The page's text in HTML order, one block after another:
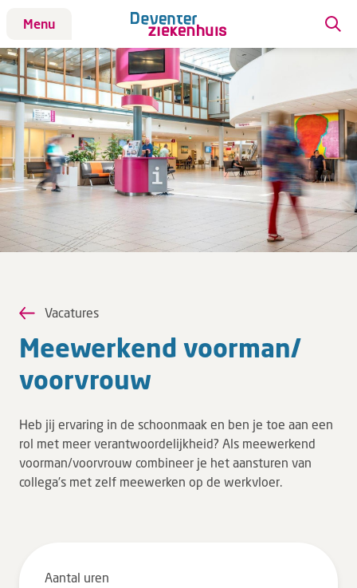
Menu
Patiënt
Bezoek
Werken bij DZ
Werken bij DZ
ANIOS en AIOS
Daar sta ik voor
Wat bieden we jou?
Leren
Verwijzers
MijnDZ
Vacatures
Mee­wer­kend voorman/​
voor­vrouw
Heb jij ervaring in de schoonmaak en ben je toe aan een
rol met meer verantwoordelijkheid? Als meewerkend
voorman/voorvrouw combineer je het aansturen van
collega's met zelf meewerken op de werkvloer.
Aantal uren